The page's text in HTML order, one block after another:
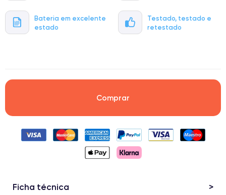
Bateria em excelente
estado
Testado, testado e
retestado
Comprar
Ficha técnica